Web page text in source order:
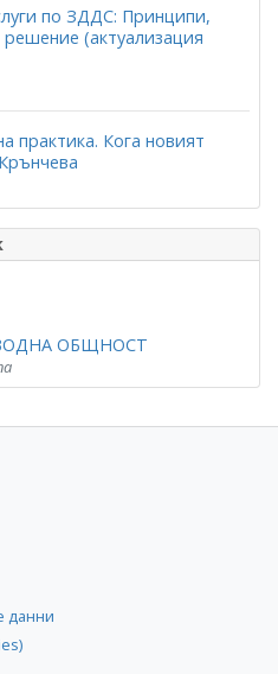
по ЗДДС: Принципи,
(актуализация
практика. Кога новият
ОБЩНОСТ
данни